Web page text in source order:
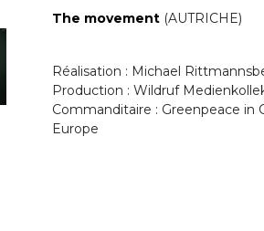
The movement (AUTRICHE)
Réalisation : Michael
Production : Wildruf
Commanditaire : Greenpeace in
Europe